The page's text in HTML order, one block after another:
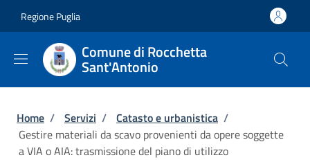
Regione Puglia
Comune di Rocchetta
Sant'Antonio
Briciole di pane
Home / Servizi / Catasto e urbanistica /
Gestire materiali da scavo provenienti da opere soggette
a VIA o AIA: trasmissione del piano di utilizzo